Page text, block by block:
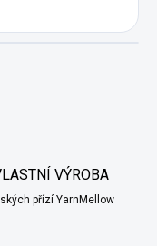
VÝROBA
přízí YarnMellow